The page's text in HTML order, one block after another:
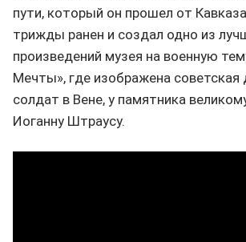
пути, который он прошел от
трижды ранен и создал одно из
произведений музея на военную
Мечты», где изображена советская
солдат в Вене, у памятника
Иоганну Штраусу.